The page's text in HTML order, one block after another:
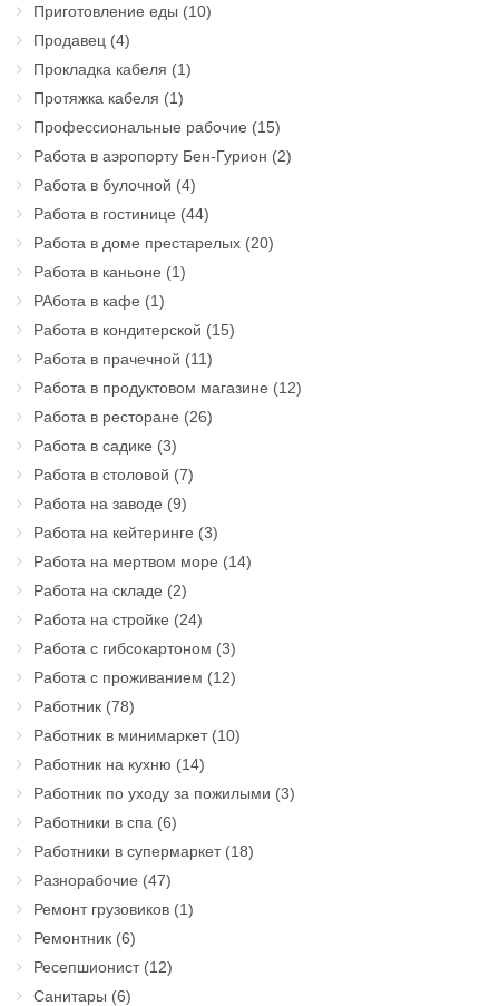
Приготовление еды (10)
Продавец (4)
Прокладка кабеля (1)
Протяжка кабеля (1)
Профессиональные рабочие (15)
Работа в аэропорту Бен-Гурион (2)
Работа в булочной (4)
Работа в гостинице (44)
Работа в доме престарелых (20)
Работа в каньоне (1)
РАбота в кафе (1)
Работа в кондитерской (15)
Работа в прачечной (11)
Работа в продуктовом магазине (12)
Работа в ресторане (26)
Работа в садике (3)
Работа в столовой (7)
Работа на заводе (9)
Работа на кейтеринге (3)
Работа на мертвом море (14)
Работа на складе (2)
Работа на стройке (24)
Работа с гибсокартоном (3)
Работа с проживанием (12)
Работник (78)
Работник в минимаркет(10)
Работник на кухню (14)
Работник по уходу за пожилыми (3)
Работники в спа (6)
Работники в супермаркет(18)
Разнорабочие (47)
Ремонт грузовиков (1)
Ремонтник (6)
Ресепшионист(12)
Санитары (6)